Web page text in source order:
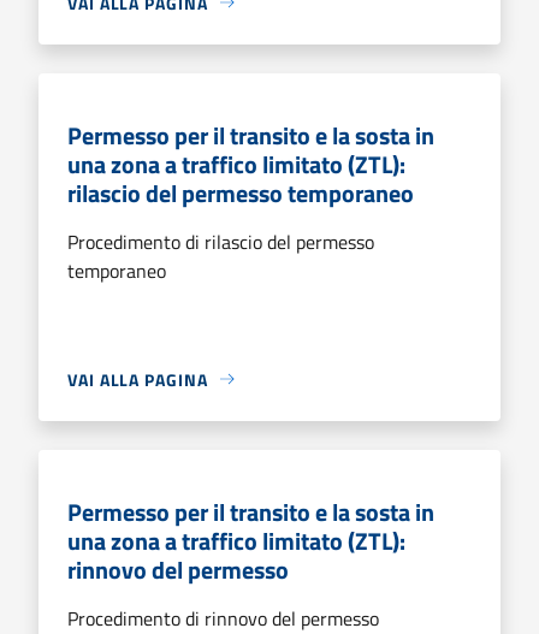
Permesso per il transito e la sosta in
una zona a traffico limitato (ZTL):
rilascio del permesso temporaneo
Procedimento di rilascio del permesso
temporaneo
VAI ALLA PAGINA
Permesso per il transito e la sosta in
una zona a traffico limitato (ZTL):
rinnovo del permesso
Procedimento di rinnovo del permesso